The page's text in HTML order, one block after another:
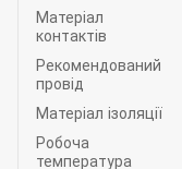
Матеріал
контактів
Рекомендований
провід
Матеріал ізоляції
Робоча
температура